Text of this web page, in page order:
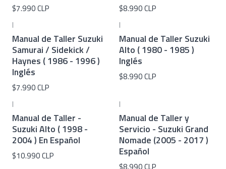
$7.990 CLP $8.990 CLP
|
Manual de Taller Suzuki
Samurai / Sidekick /
Haynes ( 1986 - 1996 )
Inglés
$7.990 CLP
|
Manual de Taller Suzuki
Alto ( 1980 - 1985 )
Inglés
$8.990 CLP
|
Manual de Taller -
Suzuki Alto ( 1998 -
2004 ) En Español
$10.990 CLP
|
Manual de Taller y
Servicio - Suzuki Grand
Nomade (2005 - 2017 )
Español